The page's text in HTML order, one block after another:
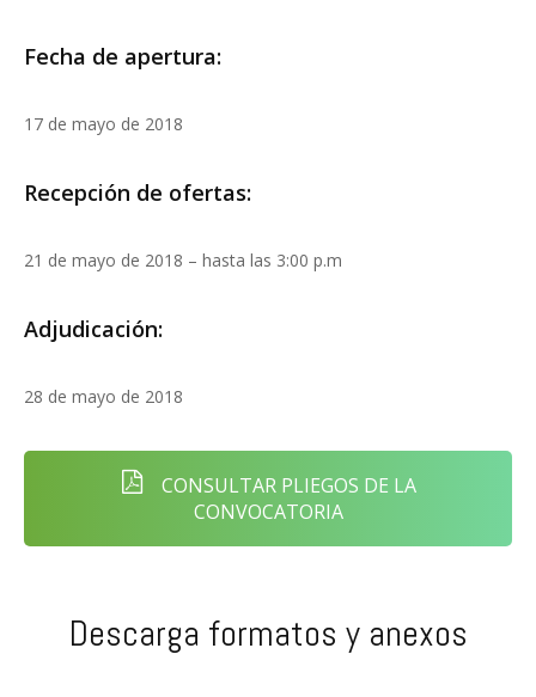
Fecha de apertura:
17 de mayo de 2018
Recepción de ofertas:
21 de mayo de 2018 – hasta las 3:00 p.m
Adjudicación:
28 de mayo de 2018
CONSULTAR PLIEGOS DE LA
CONVOCATORIA
Descarga formatos y anexos